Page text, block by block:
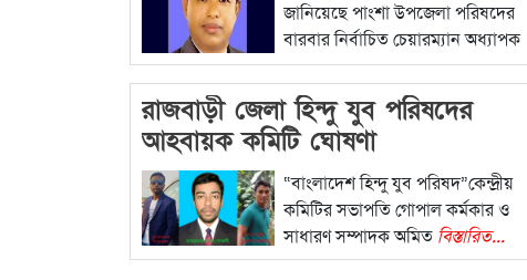
জানিয়েছে পাংশা উপজেলা পরিষদের
বারবার নির্বাচিত চেয়ারম্যান অধ্যাপক
বিস্তারিত...
রাজবাড়ী জেলা হিন্দু যুব পরিষদের
আহবায়ক কমিটি ঘোষণা
“বাংলাদেশ হিন্দু যুব পরিষদ”কেন্দ্রীয়
কমিটির সভাপতি গোপাল কর্মকার ও
সাধারণ সম্পাদক অমিত বিস্তারিত...